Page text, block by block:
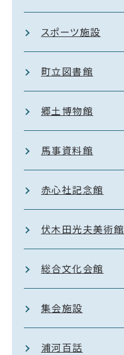
スポーツ施設
町立図書館
郷土博物館
馬事資料館
赤心社記念館
伏木田光夫美術館
総合文化会館
集会施設
浦河百話